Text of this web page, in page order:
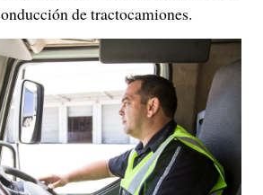
de tractocamiones.